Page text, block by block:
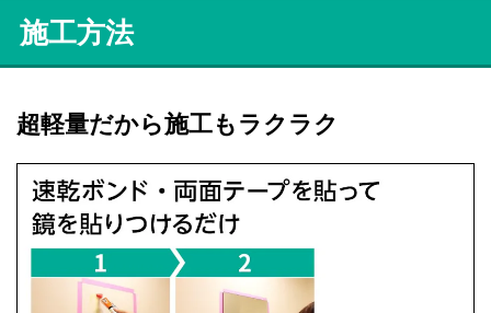
施工方法
超軽量だから施工もラクラク